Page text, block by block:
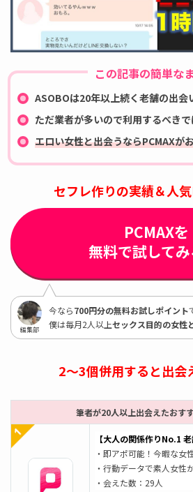
この記事の簡単な
ASOBOは20年以上続く老舗の出会
ただ業者が多いので利用するべき
エロい女性と出会うならPCMAXが
セフレ作りの実績＆人
PCMAXを
無料で試して
編集部
今なら700円分の無料お試しポイント
僕は毎月2人以上セックス目的の女性
2～3個併用すると出会
筆者が20人以上出会えたおす
【大人の関係作りNo.1
・即アポ可能！今暇な女
・行動データで素人女性
・会えた数：29人